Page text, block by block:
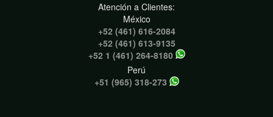
Atención a Clientes:
México
+52 (461) 616-2084
+52 (461) 613-9135
+52 1 (461) 264-8180
Perú
+51 (965) 318-273